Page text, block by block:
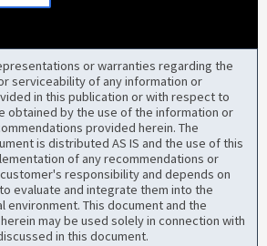
or warranties regarding the
serviceability of any information or
in this publication or with respect to
obtained by the use of the information or
provided herein. The
is distributed AS IS and the use of this
of any recommendations or
responsibility and depends on
evaluate and integrate them into the
This document and the
may be used solely in connection with
in this document.